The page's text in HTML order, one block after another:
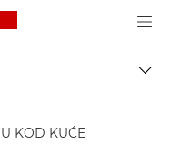
Canon Logo, back to
KOD KUĆE